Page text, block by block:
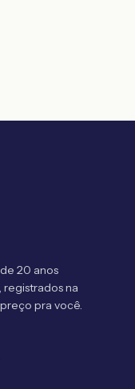
20 anos
na
pra você.